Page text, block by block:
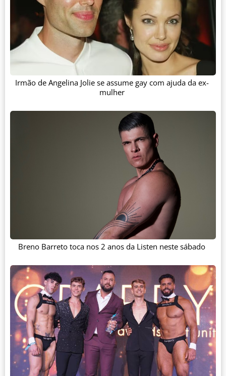
Irmão de Angelina Jolie se assume gay com ajuda da ex-
mulher
Breno Barreto toca nos 2 anos da Listen neste sábado